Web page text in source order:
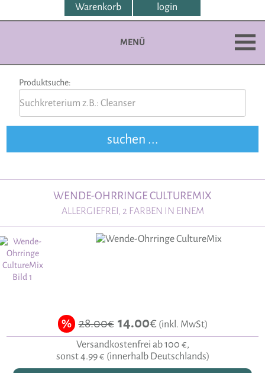
Warenkorb login
MENÜ
Produktsuche:
WENDE-OHRRINGE CULTUREMIX
ALLERGIEFREI, 2 FARBEN IN EINEM
% 28.00€ 14.00€ (inkl. MwSt)
Versandkostenfrei ab 100 €,
sonst 4.99 € (innerhalb Deutschlands)